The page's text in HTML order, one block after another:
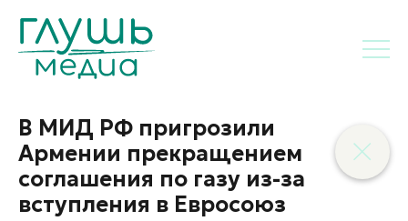
В МИД РФ пригрозили
Армении прекращением
соглашения по газу из-за
вступления в Евросоюз